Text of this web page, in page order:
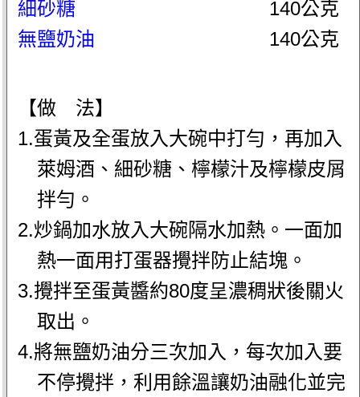
細砂糖
140公克
無鹽奶油
140公克
【做 法】
1.蛋黃及全蛋放入大碗中打勻，再加入
萊姆酒、細砂糖、檸檬汁及檸檬皮屑
拌勻。
2.炒鍋加水放入大碗隔水加熱。一面加
熱一面用打蛋器攪拌防止結塊。
3.攪拌至蛋黃醬約80度呈濃稠狀後關火
取出。
4.將無鹽奶油分三次加入，每次加入要
不停攪拌，利用餘溫讓奶油融化並完